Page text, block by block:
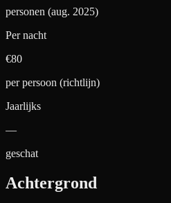
personen (aug. 2025)
Per nacht
€80
per persoon (richtlijn)
Jaarlijks
—
geschat
Achtergrond